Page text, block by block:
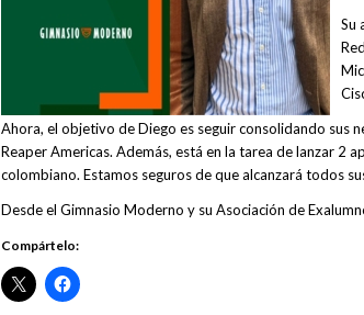
Su
Ahora, el objetivo de Diego es seguir consolidando sus
Reaper Americas. Además, está en la tarea de lanzar 2
colombiano. Estamos seguros de que alcanzará todos
Desde el Gimnasio Moderno y su Asociación de
Compártelo: